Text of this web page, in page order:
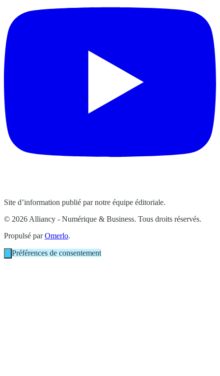
Site d’information publié par notre équipe éditoriale.
© 2026 Alliancy - Numérique & Business. Tous droits réservés.
Propulsé parOmerlo.
Préférences de consentement